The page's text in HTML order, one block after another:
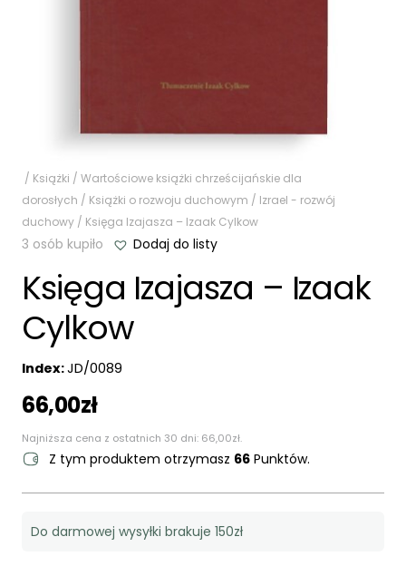
/ Książki / Wartościowe książki chrześcijańskie dla
dorosłych / Książki o rozwoju duchowym / Izrael - rozwój
duchowy / Księga Izajasza – Izaak Cylkow
3 osób kupiło Dodaj do listy
Księga Izajasza – Izaak
Cylkow
Index:JD/0089
66,00zł
Najniższa cena z ostatnich 30 dni: 66,00zł.
Z tym produktem otrzymasz 66 Punktów.
Do darmowej wysyłki brakuje 150zł